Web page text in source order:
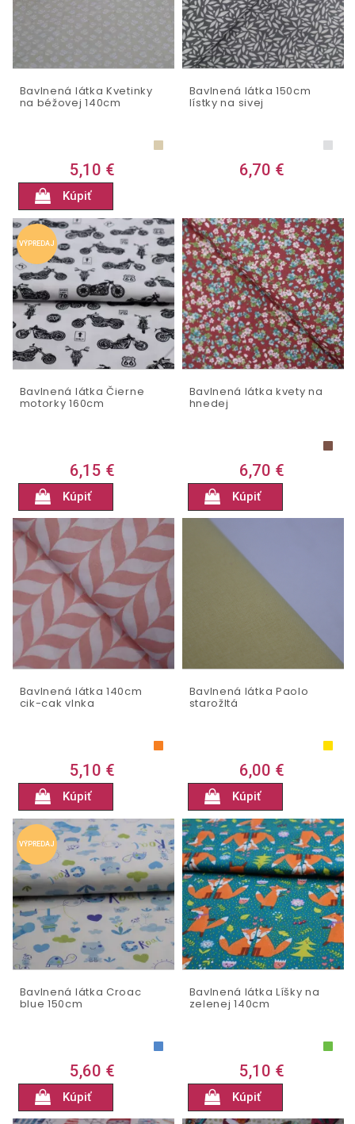
Bavlnená látka Kvetinky
na béžovej 140cm
5,10 €
Kúpiť
Bavlnená látka 150cm
lístky na sivej
6,70 €
VÝPREDAJ
Bavlnená látka Čierne
motorky 160cm
6,15 €
Kúpiť
Bavlnená látka kvety na
hnedej
6,70 €
Kúpiť
Bavlnená látka 140cm
cik-cak vlnka
5,10 €
Kúpiť
Bavlnená látka Paolo
starožltá
6,00 €
Kúpiť
VÝPREDAJ
Bavlnená látka Croac
blue 150cm
5,60 €
Kúpiť
Bavlnená látka Líšky na
zelenej 140cm
5,10 €
Kúpiť